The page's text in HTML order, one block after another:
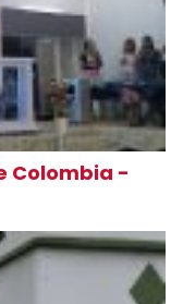
Colombia -